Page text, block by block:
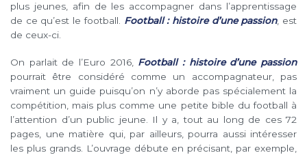
plus jeunes, afin de les accompagner dans l’apprentissage
de ce qu’est le football. Football : histoire d’une passion, est
de ceux-ci.
On parlait de l’Euro 2016, Football : histoire d’une passion
pourrait être considéré comme un accompagnateur, pas
vraiment un guide puisqu’on n’y aborde pas spécialement la
compétition, mais plus comme une petite bible du football à
l’attention d’un public jeune. Il y a, tout au long de ces 72
pages, une matière qui, par ailleurs, pourra aussi intéresser
les plus grands. L’ouvrage débute en précisant, par exemple,